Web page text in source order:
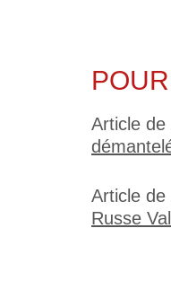
Article de
Article de
Russe